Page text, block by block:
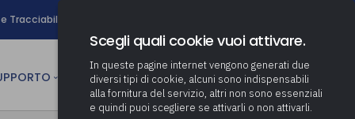
e Tracciabilità
CULTURA person AREA RISERVATA
Scegli quali cookie vuoi attivare.
In queste pagine internet vengono generati due
diversi tipi di cookie, alcuni sono indispensabili
alla fornitura del servizio, altri non sono essenziali
e quindi puoi scegliere se attivarli o non attivarli.